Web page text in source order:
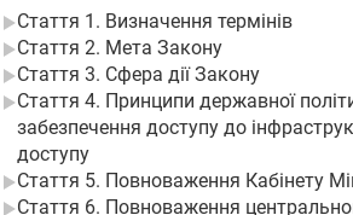
Стаття 1. Визначення термінів
Стаття 2. Мета Закону
Стаття 3. Сфера дії Закону
Стаття 4. Принципи державної
забезпечення доступу до
доступу
Стаття 5. Повноваження Кабінету
Стаття 6. Повноваження